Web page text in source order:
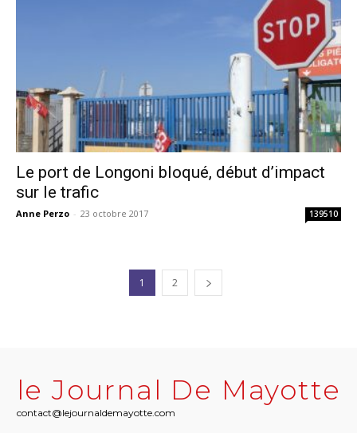
Le port de Longoni bloqué, début d’impact
sur le trafic
Anne Perzo - 23 octobre 2017 139510
1 2
le Journal De Mayotte
contact@lejournaldemayotte.com